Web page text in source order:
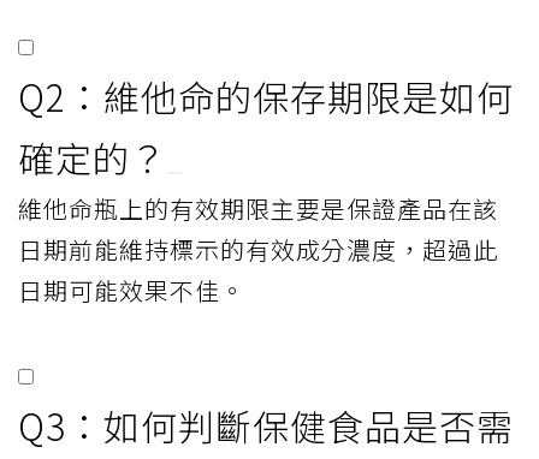
Q2：維他命的保存期限是如何
確定的？
維他命瓶上的有效期限主要是保證產品在該
日期前能維持標示的有效成分濃度，超過此
日期可能效果不佳。
Q3：如何判斷保健食品是否需